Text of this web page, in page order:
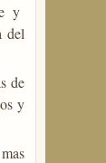
y
del
de
y